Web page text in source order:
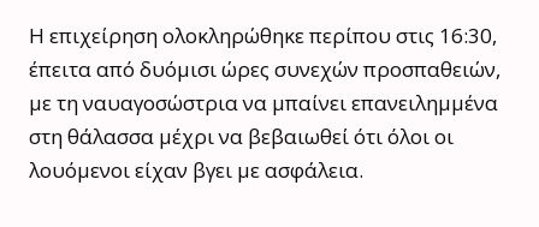
Η επιχείρηση ολοκληρώθηκε περίπου στις 16:30,
έπειτα από δυόμισι ώρες συνεχών προσπαθειών,
με τη ναυαγοσώστρια να μπαίνει επανειλημμένα
στη θάλασσα μέχρι να βεβαιωθεί ότι όλοι οι
λουόμενοι είχαν βγει με ασφάλεια.